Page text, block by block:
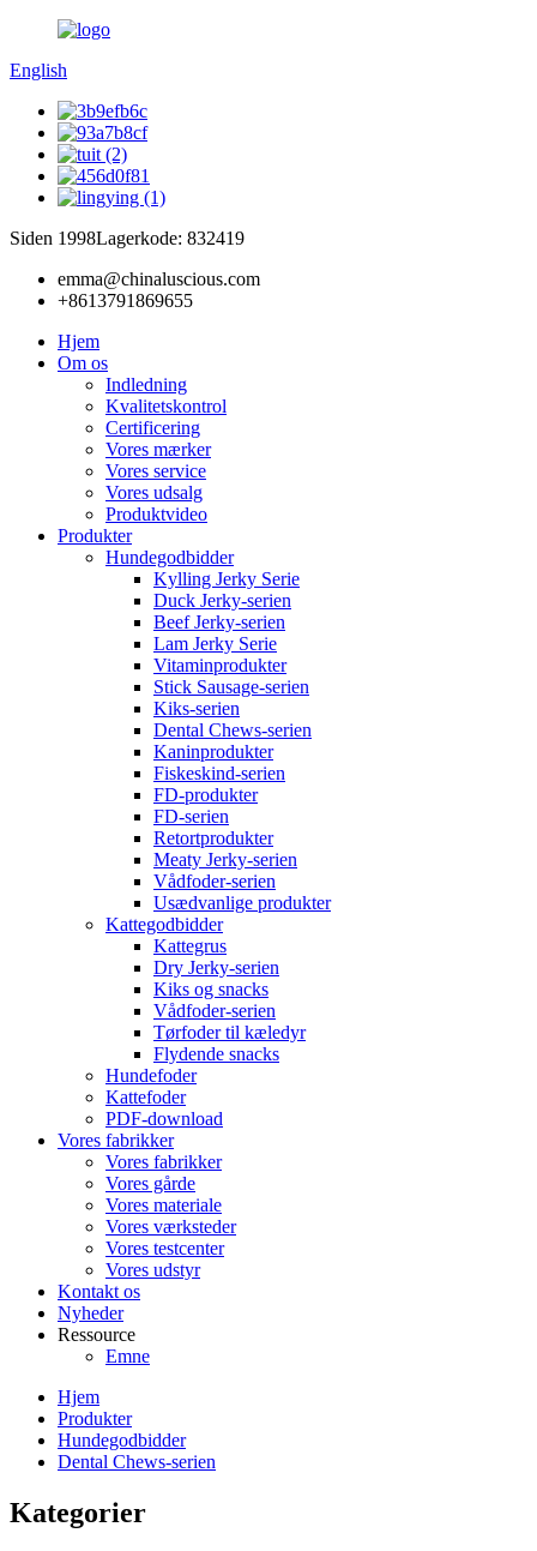
English
Siden 1998Lagerkode: 832419
emma@chinaluscious.com
+8613791869655
Hjem
Om os
Indledning
Kvalitetskontrol
Certificering
Vores mærker
Vores service
Vores udsalg
Produktvideo
Produkter
Hundegodbidder
Kylling Jerky Serie
Duck Jerky-serien
Beef Jerky-serien
Lam Jerky Serie
Vitaminprodukter
Stick Sausage-serien
Kiks-serien
Dental Chews-serien
Kaninprodukter
Fiskeskind-serien
FD-produkter
FD-serien
Retortprodukter
Meaty Jerky-serien
Vådfoder-serien
Usædvanlige produkter
Kattegodbidder
Kattegrus
Dry Jerky-serien
Kiks og snacks
Vådfoder-serien
Tørfoder til kæledyr
Flydende snacks
Hundefoder
Kattefoder
PDF-download
Vores fabrikker
Vores fabrikker
Vores gårde
Vores materiale
Vores værksteder
Vores testcenter
Vores udstyr
Kontakt os
Nyheder
Ressource
Emne
Hjem
Produkter
Hundegodbidder
Dental Chews-serien
Kategorier